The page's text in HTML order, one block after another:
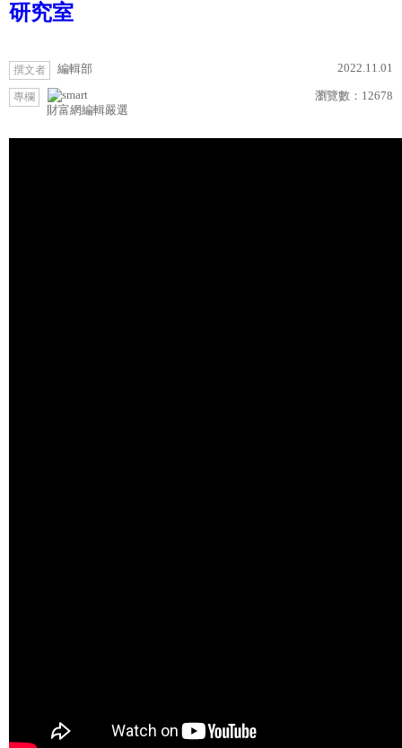
研究室
撰文者 編輯部 2022.11.01
專欄
財富網編輯嚴選
瀏覽數： 12678